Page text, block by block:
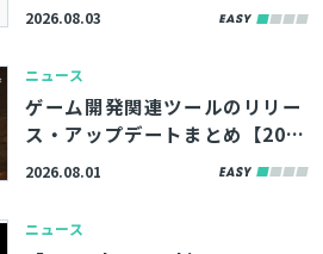
籍『ゲーム背景のための植生環
2026.08.03
ニュース
ゲーム開発関連ツールのリリー
ス・アップデートまとめ【202
6/8/1】
2026.08.01
ニュース